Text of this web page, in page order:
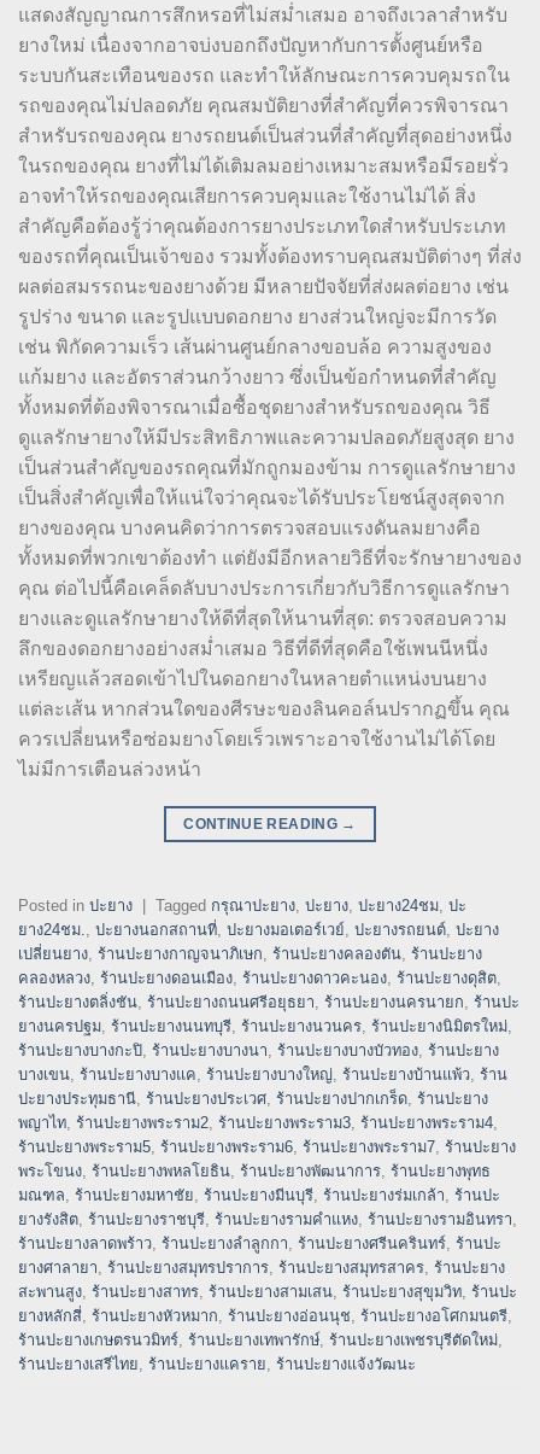
แสดงสัญญาณการสึกหรอที่ไม่สม่ำเสมอ อาจถึงเวลาสำหรับ
ยางใหม่ เนื่องจากอาจบ่งบอกถึงปัญหากับการตั้งศูนย์หรือ
ระบบกันสะเทือนของรถ และทำให้ลักษณะการควบคุมรถใน
รถของคุณไม่ปลอดภัย คุณสมบัติยางที่สำคัญที่ควรพิจารณา
สำหรับรถของคุณ ยางรถยนต์เป็นส่วนที่สำคัญที่สุดอย่างหนึ่ง
ในรถของคุณ ยางที่ไม่ได้เติมลมอย่างเหมาะสมหรือมีรอยรั่ว
อาจทำให้รถของคุณเสียการควบคุมและใช้งานไม่ได้ สิ่ง
สำคัญคือต้องรู้ว่าคุณต้องการยางประเภทใดสำหรับประเภท
ของรถที่คุณเป็นเจ้าของ รวมทั้งต้องทราบคุณสมบัติต่างๆ ที่ส่ง
ผลต่อสมรรถนะของยางด้วย มีหลายปัจจัยที่ส่งผลต่อยาง เช่น
รูปร่าง ขนาด และรูปแบบดอกยาง ยางส่วนใหญ่จะมีการวัด
เช่น พิกัดความเร็ว เส้นผ่านศูนย์กลางขอบล้อ ความสูงของ
แก้มยาง และอัตราส่วนกว้างยาว ซึ่งเป็นข้อกำหนดที่สำคัญ
ทั้งหมดที่ต้องพิจารณาเมื่อซื้อชุดยางสำหรับรถของคุณ วิธี
ดูแลรักษายางให้มีประสิทธิภาพและความปลอดภัยสูงสุด ยาง
เป็นส่วนสำคัญของรถคุณที่มักถูกมองข้าม การดูแลรักษายาง
เป็นสิ่งสำคัญเพื่อให้แน่ใจว่าคุณจะได้รับประโยชน์สูงสุดจาก
ยางของคุณ บางคนคิดว่าการตรวจสอบแรงดันลมยางคือ
ทั้งหมดที่พวกเขาต้องทำ แต่ยังมีอีกหลายวิธีที่จะรักษายางของ
คุณ ต่อไปนี้คือเคล็ดลับบางประการเกี่ยวกับวิธีการดูแลรักษา
ยางและดูแลรักษายางให้ดีที่สุดให้นานที่สุด: ตรวจสอบความ
ลึกของดอกยางอย่างสม่ำเสมอ วิธีที่ดีที่สุดคือใช้เพนนีหนึ่ง
เหรียญแล้วสอดเข้าไปในดอกยางในหลายตำแหน่งบนยาง
แต่ละเส้น หากส่วนใดของศีรษะของลินคอล์นปรากฏขึ้น คุณ
ควรเปลี่ยนหรือซ่อมยางโดยเร็วเพราะอาจใช้งานไม่ได้โดย
ไม่มีการเตือนล่วงหน้า
CONTINUE READING →
Posted in ปะยาง Tagged กรุณาปะยาง, ปะยาง, ปะยาง24ชม, ปะ
ยาง24ชม., ปะยางนอกสถานที่, ปะยางมอเตอร์เวย์, ปะยางรถยนต์, ปะยาง
เปลี่ยนยาง, ร้านปะยางกาญจนาภิเษก, ร้านปะยางคลองตัน, ร้านปะยาง
คลองหลวง, ร้านปะยางดอนเมือง, ร้านปะยางดาวคะนอง, ร้านปะยางดุสิต,
ร้านปะยางตลิ่งชัน, ร้านปะยางถนนศรีอยุธยา, ร้านปะยางนครนายก, ร้านปะ
ยางนครปฐม, ร้านปะยางนนทบุรี, ร้านปะยางนวนคร, ร้านปะยางนิมิตรใหม่,
ร้านปะยางบางกะปิ, ร้านปะยางบางนา, ร้านปะยางบางบัวทอง, ร้านปะยาง
บางเขน, ร้านปะยางบางแค, ร้านปะยางบางใหญ่, ร้านปะยางบ้านแพ้ว, ร้าน
ปะยางประทุมธานี, ร้านปะยางประเวศ, ร้านปะยางปากเกร็ด, ร้านปะยาง
พญาไท, ร้านปะยางพระราม2, ร้านปะยางพระราม3, ร้านปะยางพระราม4,
ร้านปะยางพระราม5, ร้านปะยางพระราม6, ร้านปะยางพระราม7, ร้านปะยาง
พระโขนง, ร้านปะยางพหลโยธิน, ร้านปะยางพัฒนาการ, ร้านปะยางพุทธ
มณฑล, ร้านปะยางมหาชัย, ร้านปะยางมีนบุรี, ร้านปะยางร่มเกล้า, ร้านปะ
ยางรังสิต, ร้านปะยางราชบุรี, ร้านปะยางรามคำแหง, ร้านปะยางรามอินทรา,
ร้านปะยางลาดพร้าว, ร้านปะยางลำลูกกา, ร้านปะยางศรีนครินทร์, ร้านปะ
ยางศาลายา, ร้านปะยางสมุทรปราการ, ร้านปะยางสมุทรสาคร, ร้านปะยาง
สะพานสูง, ร้านปะยางสาทร, ร้านปะยางสามเสน, ร้านปะยางสุขุมวิท, ร้านปะ
ยางหลักสี่, ร้านปะยางหัวหมาก, ร้านปะยางอ่อนนุช, ร้านปะยางอโศกมนตรี,
ร้านปะยางเกษตรนวมิทร์, ร้านปะยางเทพารักษ์, ร้านปะยางเพชรบุรีตัดใหม่,
ร้านปะยางเสรีไทย, ร้านปะยางแคราย, ร้านปะยางแจ้งวัฒนะ